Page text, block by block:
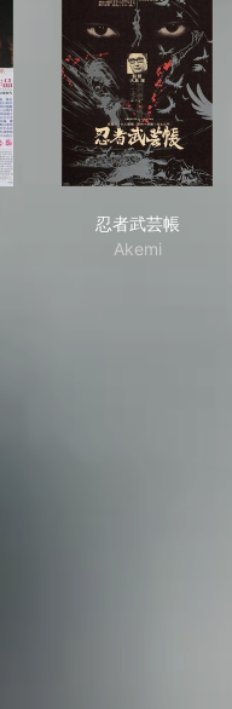
忍者武芸帳
Akemi